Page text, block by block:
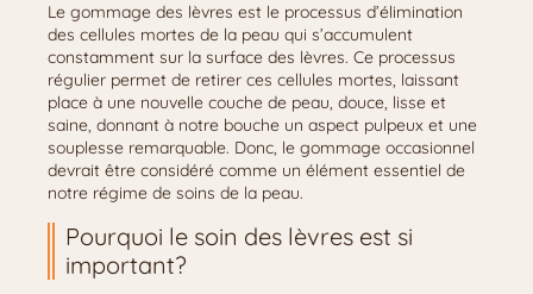
Le gommage des lèvres est le processus d’élimination
des cellules mortes de la peau qui s’accumulent
constamment sur la surface des lèvres. Ce processus
régulier permet de retirer ces cellules mortes, laissant
place à une nouvelle couche de peau, douce, lisse et
saine, donnant à notre bouche un aspect pulpeux et une
souplesse remarquable. Donc, le gommage occasionnel
devrait être considéré comme un élément essentiel de
notre régime de soins de la peau.
Pourquoi le soin des lèvres est si
important?